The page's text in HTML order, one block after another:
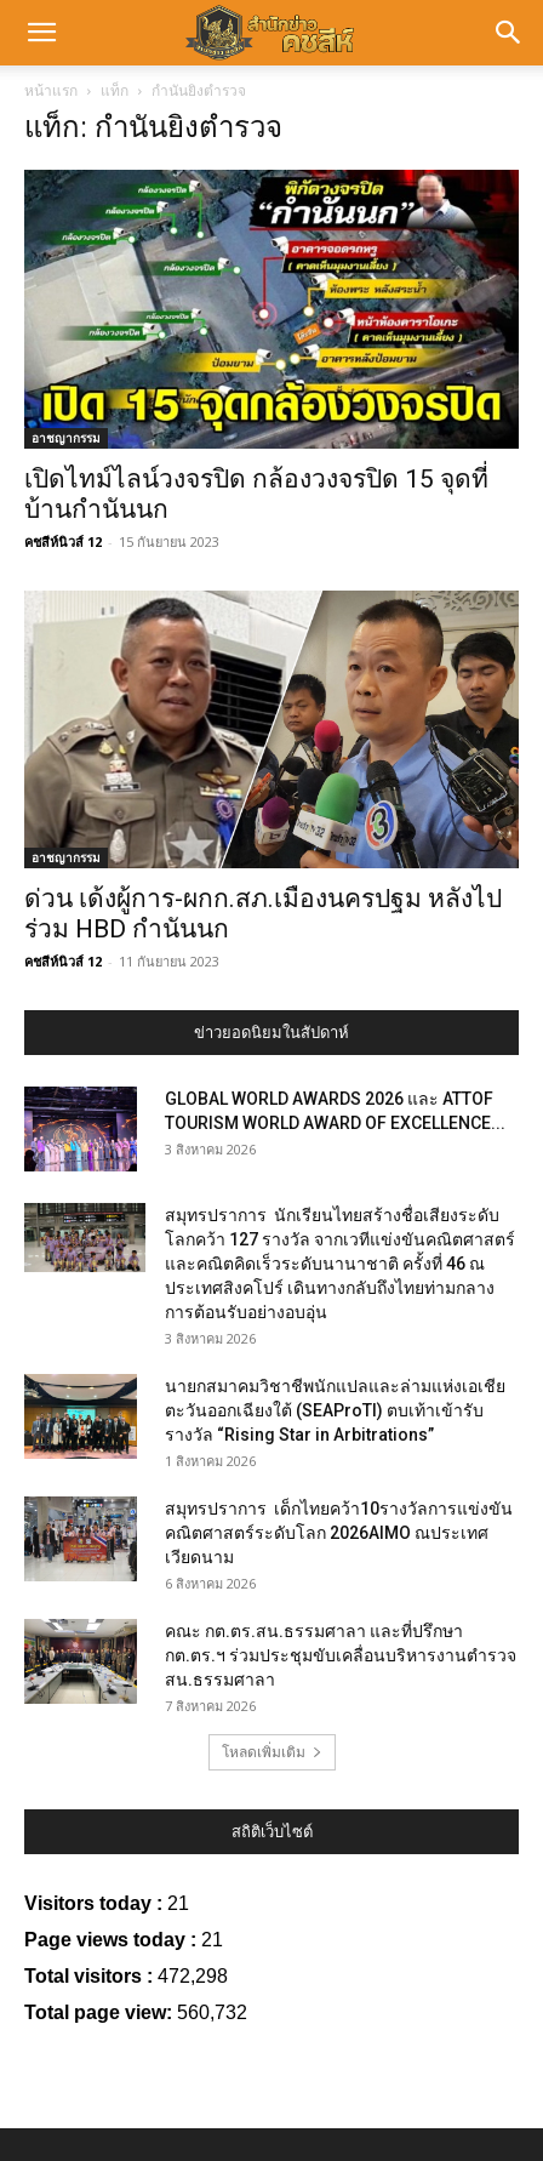
หน้าแรก แท็ก กำนันยิงตำรวจ
แท็ก: กำนันยิงตำรวจ
อาชญากรรม
เปิดไทม์ไลน์วงจรปิด กล้องวงจรปิด 15 จุดที่
บ้านกำนันนก
คชสีห์นิวส์ 12 - 15 กันยายน 2023
อาชญากรรม
ด่วน เด้งผู้การ-ผกก.สภ.เมืองนครปฐม หลังไป
ร่วม HBD กำนันนก
คชสีห์นิวส์ 12 - 11 กันยายน 2023
ข่าวยอดนิยมในสัปดาห์
GLOBAL WORLD AWARDS 2026 และ ATTOF
TOURISM WORLD AWARD OF EXCELLENCE...
3 สิงหาคม 2026
สมุทรปราการ นักเรียนไทยสร้างชื่อเสียงระดับ
โลกคว้า 127 รางวัล จากเวทีแข่งขันคณิตศาสตร์
และคณิตคิดเร็วระดับนานาชาติ ครั้งที่ 46 ณ
ประเทศสิงคโปร์ เดินทางกลับถึงไทยท่ามกลาง
การต้อนรับอย่างอบอุ่น
3 สิงหาคม 2026
นายกสมาคมวิชาชีพนักแปลและล่ามแห่งเอเชีย
ตะวันออกเฉียงใต้ (SEAProTI) ตบเท้าเข้ารับ
รางวัล “Rising Star in Arbitrations”
1 สิงหาคม 2026
สมุทรปราการ เด็กไทยคว้า10รางวัลการแข่งขัน
คณิตศาสตร์ระดับโลก 2026AIMO ณประเทศ
เวียดนาม
6 สิงหาคม 2026
คณะ กต.ตร.สน.ธรรมศาลา และที่ปรึกษา
กต.ตร.ฯ ร่วมประชุมขับเคลื่อนบริหารงานตำรวจ
สน.ธรรมศาลา
7 สิงหาคม 2026
โหลดเพิ่มเติม
สถิติเว็บไซต์
Visitors today : 21
Page views today : 21
Total visitors : 472,298
Total page view: 560,732